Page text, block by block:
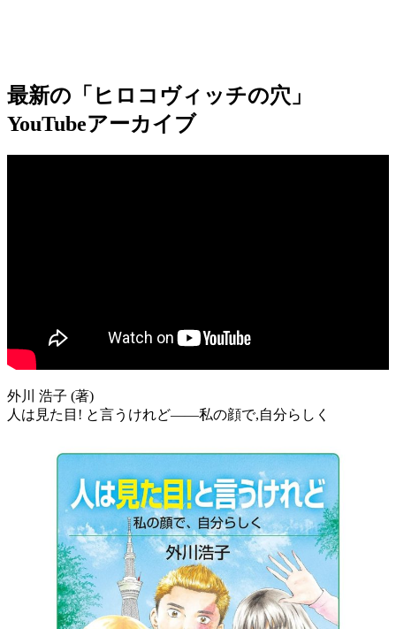
最新の「ヒロコヴィッチの穴」
YouTubeアーカイブ
外川 浩子 (著)
人は見た目! と言うけれど――私の顔で,自分らしく